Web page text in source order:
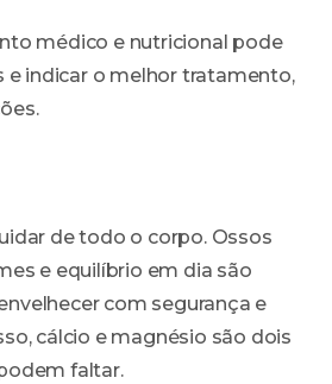
médico e nutricional pode
e indicar o melhor tratamento,
de todo o corpo. Ossos
e equilíbrio em dia são
com segurança e
cálcio e magnésio são dois
faltar.